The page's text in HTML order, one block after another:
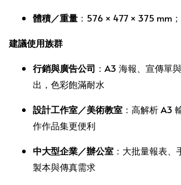
體積／重量 ：576 × 477 × 375 mm
建議使用族群
行銷與廣告公司 ：A3 海報、宣傳單
出，色彩飽滿耐水
設計工作室／美術教室 ：高解析 A3
作作品集更便利
中大型企業／辦公室 ：大批量報表
製本與傳真需求